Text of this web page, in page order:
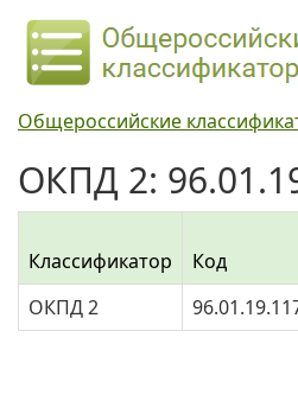
Общероссийские
ОКПД 2:
Классификатор Код
ОКПД 2